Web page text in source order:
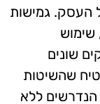
העסק. גמישות
שימוש
שונים
שהשיטות
הנדרשים ללא